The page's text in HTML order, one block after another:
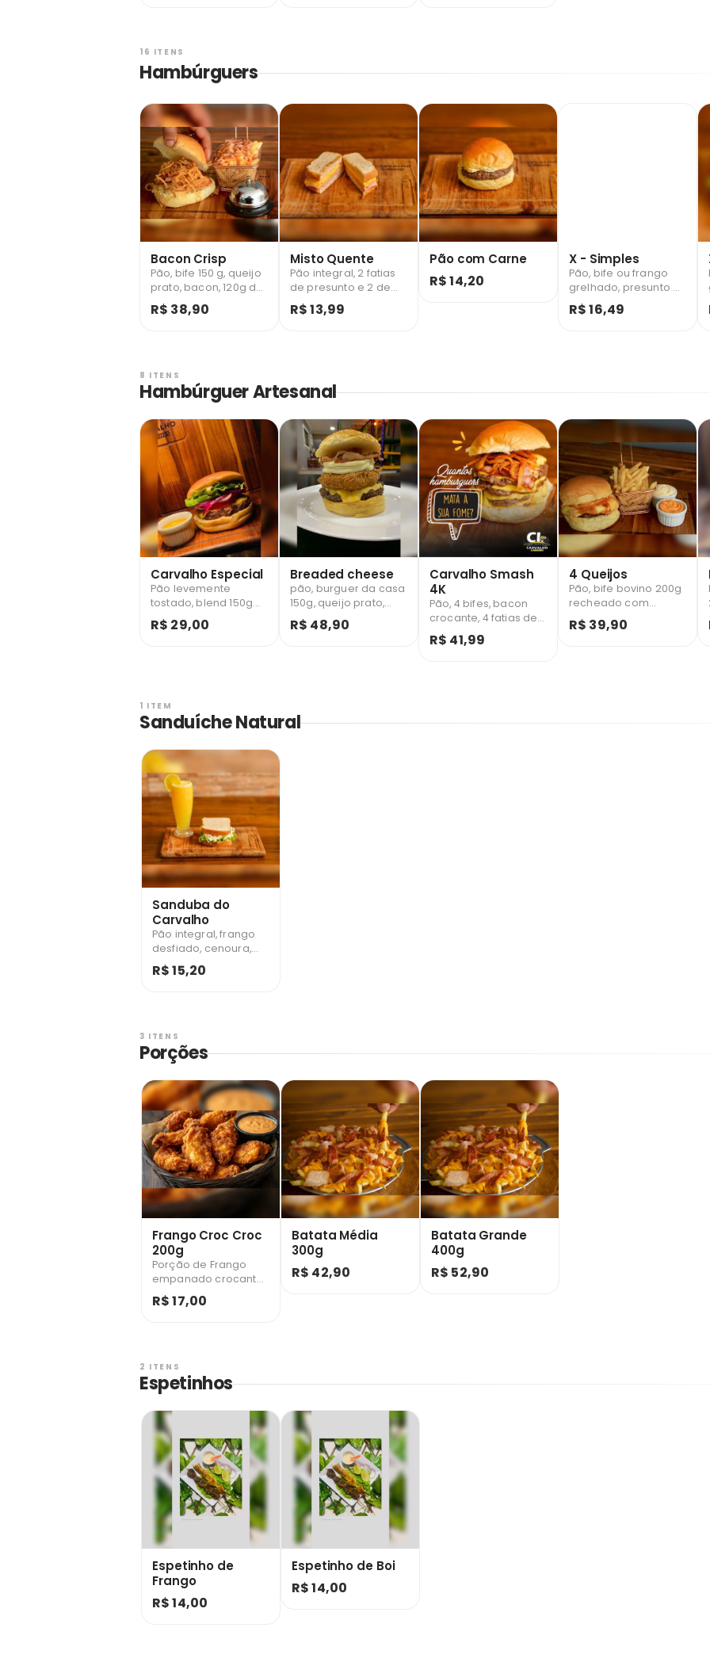
16 ITENS
Hambúrguers
Bacon Crisp
Pão, bife 150 g, queijo
prato, bacon, 120g de
batata com cheddar
inglês e farofa de
R$ 38,90
Misto Quente
Pão integral, 2 fatias
de presunto e 2 de
queijo prato.
R$ 13,99
Pão com Carne
R$ 14,20
X - Simples
Pão, bife ou frango
grelhado, presunto e
mussarela.
R$ 16,49
8 ITENS
Hambúrguer Artesanal
Carvalho Especial
Pão levemente
tostado, blend 150g
super suculento,
queijo prato
R$ 29,00
Breaded cheese
pão, burguer da casa
150g, queijo prato,
nosso queijo
empanado, catupiry
R$ 48,90
Carvalho Smash
4K
Pão, 4 bifes, bacon
crocante, 4 fatias de
queijo prato e nossa
deliciosa cebola
R$ 41,99
4 Queijos
Pão, bife bovino 200g
recheado com
mussarela, queijo
prato, queijo
R$ 39,90
1 ITEM
Sanduíche Natural
Sanduba do
Carvalho
Pão integral, frango
desfiado, cenoura,
milho verde
cebolinha, maionese
R$ 15,20
3 ITENS
Porções
Frango Croc Croc
200g
Porção de Frango
empanado crocante
frito - 200 gramas
R$ 17,00
Batata Média
300g
R$ 42,90
Batata Grande
400g
R$ 52,90
2 ITENS
Espetinhos
Espetinho de
Frango
R$ 14,00
Espetinho de Boi
R$ 14,00